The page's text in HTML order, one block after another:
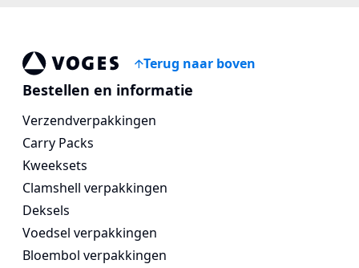
Voges Online Store
Terug naar boven
Bestellen en informatie
Verzendverpakkingen
Carry Packs
Kweeksets
Clamshell verpakkingen
Deksels
Voedsel verpakkingen
Bloembol verpakkingen